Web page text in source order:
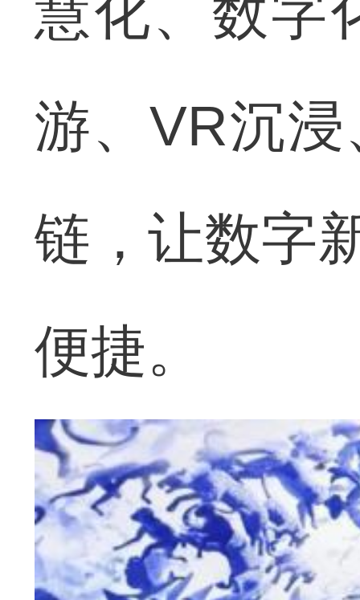
慧化、数字
游、VR沉
链，让数字
便捷。